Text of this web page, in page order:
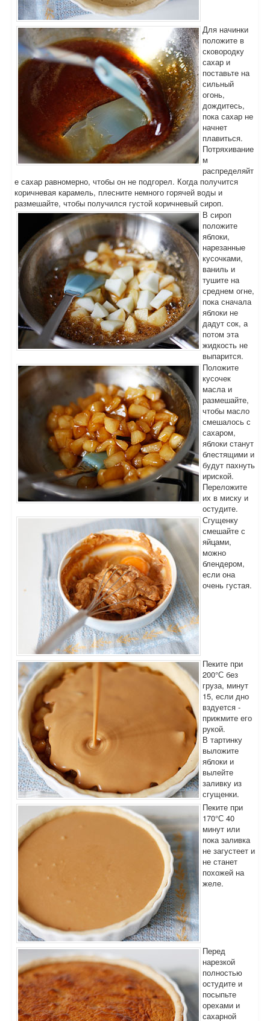
Для начинки
положите в
сковородку
сахар и
поставьте на
сильный
огонь,
дождитесь,
пока сахар не
начнет
плавиться.
Потряхивание
м
распределяйт
е сахар равномерно, чтобы он не подгорел. Когда получится
коричневая карамель, плесните немного горячей воды и
размешайте, чтобы получился густой коричневый сироп.
В сироп
положите
яблоки,
нарезанные
кусочками,
ваниль и
тушите на
среднем огне,
пока сначала
яблоки не
дадут сок, а
потом эта
жидкость не
выпарится.
Положите
кусочек
масла и
размешайте,
чтобы масло
смешалось с
сахаром,
яблоки станут
блестящими и
будут пахнуть
ириской.
Переложите
их в миску и
остудите.
Сгущенку
смешайте с
яйцами,
можно
блендером,
если она
очень густая.
Пеките при
200°С без
груза, минут
15, если дно
вздуется -
прижмите его
рукой.
В тартинку
выложите
яблоки и
вылейте
заливку из
сгущенки.
Пеките при
170°С 40
минут или
пока заливка
не загустеет и
не станет
похожей на
желе.
Перед
нарезкой
полностью
остудите и
посыпьте
орехами и
сахарной